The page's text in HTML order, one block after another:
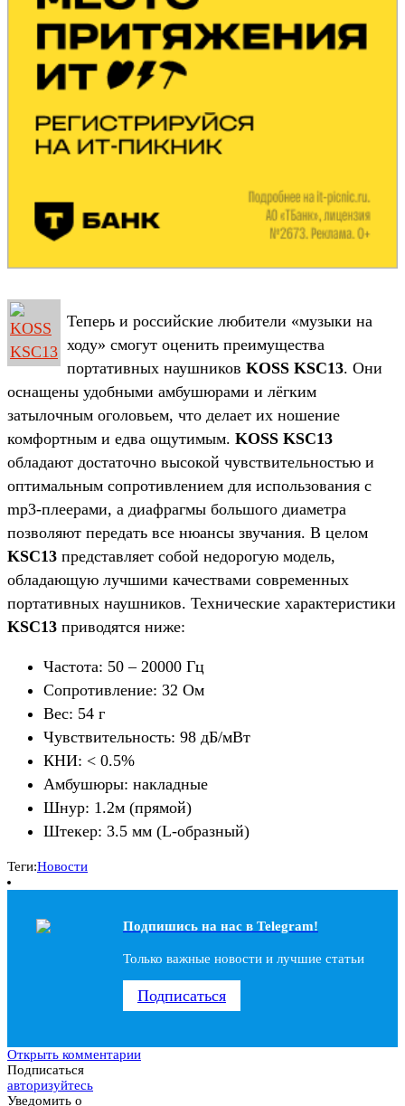
Теперь и российские любители «музыки на
ходу» смогут оценить преимущества
портативных наушников KOSS KSC13. Они
оснащены удобными амбушюрами и лёгким
затылочным оголовьем, что делает их ношение
комфортным и едва ощутимым. KOSS KSC13
обладают достаточно высокой чувствительностью и
оптимальным сопротивлением для использования с
mp3-плеерами, а диафрагмы большого диаметра
позволяют передать все нюансы звучания. В целом
KSC13 представляет собой недорогую модель,
обладающую лучшими качествами современных
портативных наушников. Технические характеристики
KSC13 приводятся ниже:
Частота: 50 – 20000 Гц
Сопротивление: 32 Ом
Вес: 54 г
Чувствительность: 98 дБ/мВт
КНИ: < 0.5%
Амбушюры: накладные
Шнур: 1.2м (прямой)
Штекер: 3.5 мм (L-образный)
Теги:Новости
Подпишись на наc в Telegram!
Только важные новости и лучшие статьи
Подписаться
Открыть комментарии
Подписаться
авторизуйтесь
Уведомить о